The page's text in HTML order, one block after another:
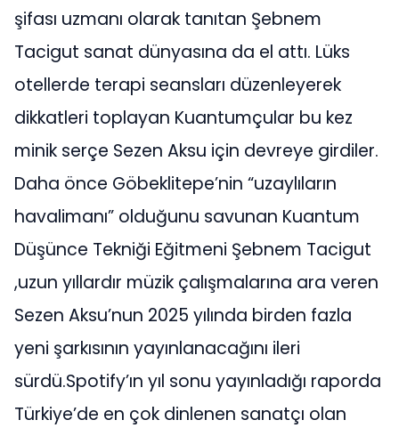
şifası uzmanı olarak tanıtan Şebnem
Tacigut sanat dünyasına da el attı. Lüks
otellerde terapi seansları düzenleyerek
dikkatleri toplayan Kuantumçular bu kez
minik serçe Sezen Aksu için devreye girdiler.
Daha önce Göbeklitepe’nin “uzaylıların
havalimanı” olduğunu savunan Kuantum
Düşünce Tekniği Eğitmeni Şebnem Tacigut
,uzun yıllardır müzik çalışmalarına ara veren
Sezen Aksu’nun 2025 yılında birden fazla
yeni şarkısının yayınlanacağını ileri
sürdü.Spotify’ın yıl sonu yayınladığı raporda
Türkiye’de en çok dinlenen sanatçı olan